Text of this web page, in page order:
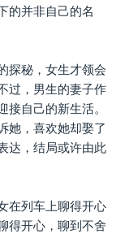
的并非自己的名
探秘，女生才领会
过，男生的妻子作
接自己的新生活。
她，喜欢她却娶了
达，结局或许由此
在列车上聊得开心
得开心，聊到不舍